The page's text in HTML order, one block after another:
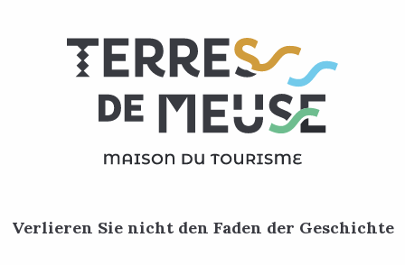
Verlieren Sie nicht den Faden der Geschichte